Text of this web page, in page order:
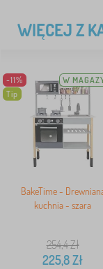
WIĘCEJ Z
-11%
Tip
W
BakeTime -
kuchnia - szara
254,4Zł
225,8Zł